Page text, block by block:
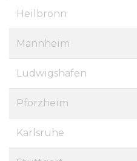
Heilbronn
Mannheim
Ludwigshafen
Pforzheim
Karlsruhe